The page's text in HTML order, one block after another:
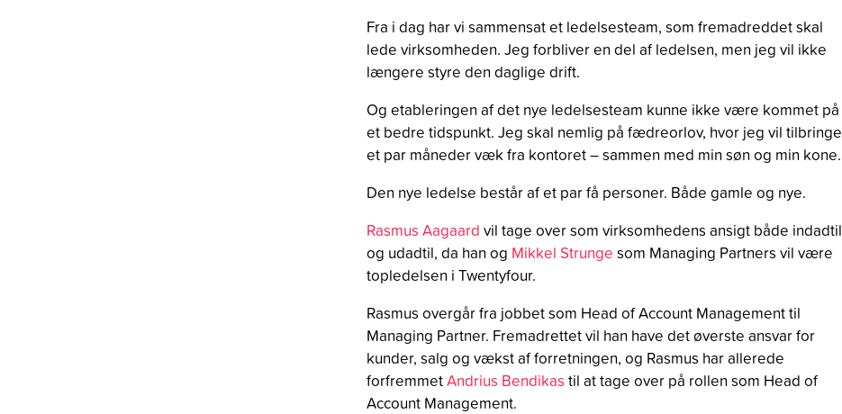
Fra i dag har vi sammensat et ledelsesteam, som fremadreddet skal
lede virksomheden. Jeg forbliver en del af ledelsen, men jeg vil ikke
længere styre den daglige drift.
Og etableringen af det nye ledelsesteam kunne ikke være kommet på
et bedre tidspunkt. Jeg skal nemlig på fædreorlov, hvor jeg vil tilbringe
et par måneder væk fra kontoret – sammen med min søn og min kone.
Den nye ledelse består af et par få personer. Både gamle og nye.
Rasmus Aagaard vil tage over som virksomhedens ansigt både indadtil
og udadtil, da han og Mikkel Strunge som Managing Partners vil være
topledelsen i Twentyfour.
Rasmus overgår fra jobbet som Head of Account Management til
Managing Partner. Fremadrettet vil han have det øverste ansvar for
kunder, salg og vækst af forretningen, og Rasmus har allerede
forfremmetAndrius Bendikas til at tage over på rollen som Head of
Account Management.